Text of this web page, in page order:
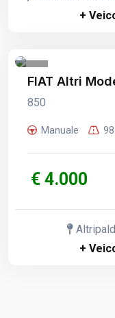
+
FIAT Altri
850
Manuale
€ 4.000
+